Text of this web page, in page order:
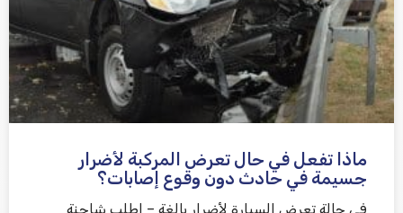
ماذا تفعل في حال تعرض المركبة لأضرار
جسيمة في حادث دون وقوع إصابات؟
في حالة تعرض السيارة لأضرار بالغة – اطلب شاحنة